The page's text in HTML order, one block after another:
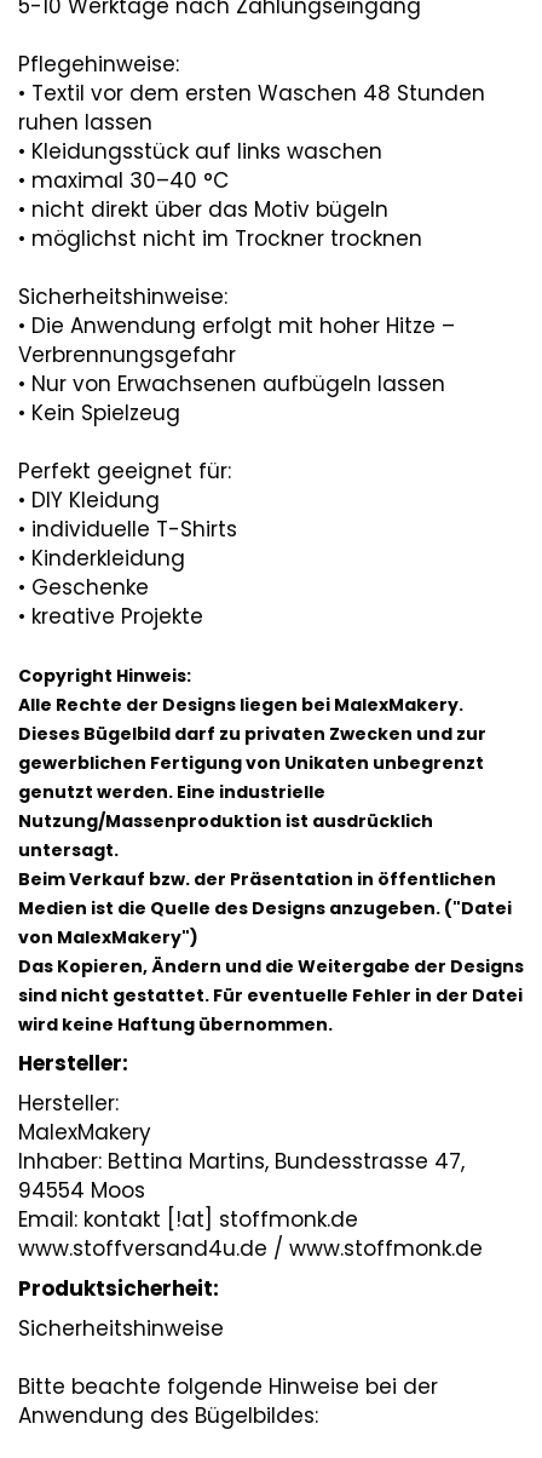
5-10 Werktage nach Zahlungseingang
Pflegehinweise:
• Textil vor dem ersten Waschen 48 Stunden
ruhen lassen
• Kleidungsstück auf links waschen
• maximal 30–40 °C
• nicht direkt über das Motiv bügeln
• möglichst nicht im Trockner trocknen
Sicherheitshinweise:
• Die Anwendung erfolgt mit hoher Hitze –
Verbrennungsgefahr
• Nur von Erwachsenen aufbügeln lassen
• Kein Spielzeug
Perfekt geeignet für:
• DIY Kleidung
• individuelle T-Shirts
• Kinderkleidung
• Geschenke
• kreative Projekte
Copyright Hinweis:
Alle Rechte der Designs liegen bei MalexMakery.
Dieses Bügelbild darf zu privaten Zwecken und zur
gewerblichen Fertigung von Unikaten unbegrenzt
genutzt werden. Eine industrielle
Nutzung/Massenproduktion ist ausdrücklich
untersagt.
Beim Verkauf bzw. der Präsentation in öffentlichen
Medien ist die Quelle des Designs anzugeben. ("Datei
von MalexMakery")
Das Kopieren, Ändern und die Weitergabe der Designs
sind nicht gestattet. Für eventuelle Fehler in der Datei
wird keine Haftung übernommen.
Hersteller:
Hersteller:
MalexMakery
Inhaber: Bettina Martins, Bundesstrasse 47,
94554 Moos
Email: kontakt [!at] stoffmonk.de
www.stoffversand4u.de / www.stoffmonk.de
Produktsicherheit:
Sicherheitshinweise
Bitte beachte folgende Hinweise bei der
Anwendung des Bügelbildes: